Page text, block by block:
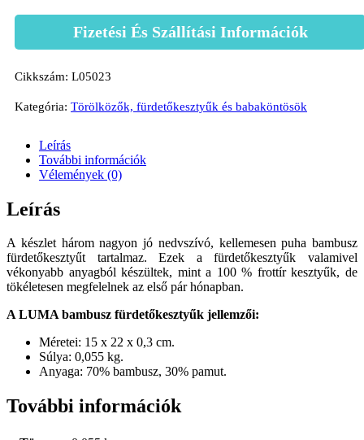
Fizetési És Szállítási Információk
Cikkszám: L05023
Kategória: Törölközők, fürdetőkesztyűk és babaköntösök
Leírás
További információk
Vélemények (0)
Leírás
A készlet három nagyon jó nedvszívó, kellemesen puha bambusz
fürdetőkesztyűt tartalmaz. Ezek a fürdetőkesztyűk valamivel
vékonyabb anyagból készültek, mint a 100 % frottír kesztyűk, de
tökéletesen megfelelnek az első pár hónapban.
A LUMA bambusz fürdetőkesztyűk jellemzői:
Méretei: 15 x 22 x 0,3 cm.
Súlya: 0,055 kg.
Anyaga: 70% bambusz, 30% pamut.
További információk